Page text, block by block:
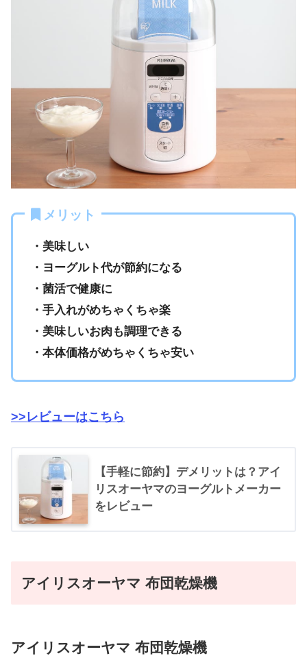
メリット
・美味しい
・ヨーグルト代が節約になる
・菌活で健康に
・手入れがめちゃくちゃ楽
・美味しいお肉も調理できる
・本体価格がめちゃくちゃ安い
>>レビューはこちら
【手軽に節約】デメリットは？アイ
リスオーヤマのヨーグルトメーカー
をレビュー
アイリスオーヤマ 布団乾燥機
アイリスオーヤマ 布団乾燥機